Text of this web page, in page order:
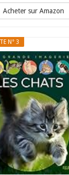
Acheter sur Amazon
N° 3